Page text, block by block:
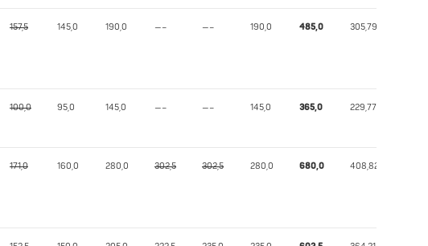
157,5 145,0 190,0 —– —– 190,0 485,0 305,79
100,0 95,0 145,0 —– —– 145,0 365,0 229,77
171,0 160,0 280,0 302,5 302,5 280,0 680,0 408,82